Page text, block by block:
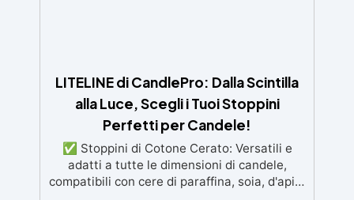
LITELINE di CandlePro: Dalla Scintilla
alla Luce, Scegli i Tuoi Stoppini
Perfetti per Candele!
✅ Stoppini di Cotone Cerato: Versatili e
adatti a tutte le dimensioni di candele,
compatibili con cere di paraffina, soia, d'api e